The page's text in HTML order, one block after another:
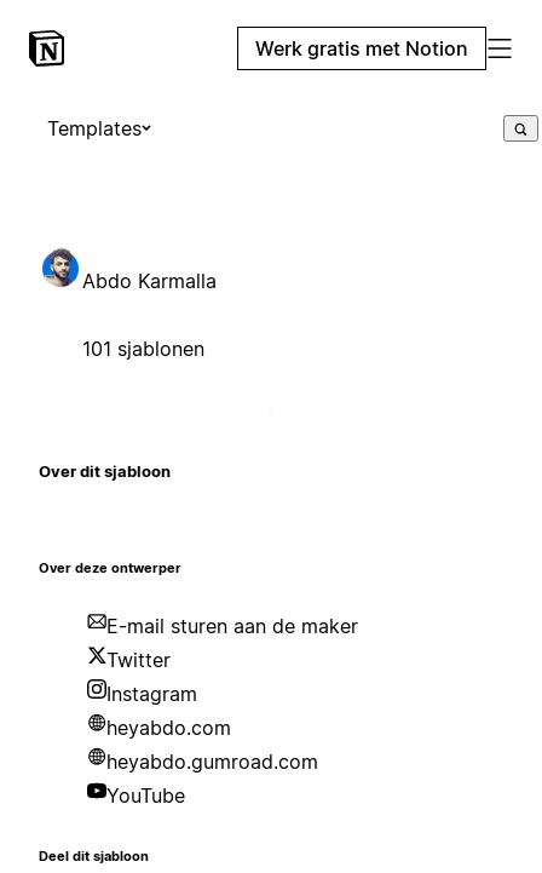
Werk gratis met Notion
Templates
Abdo Karmalla
101 sjablonen
Over dit sjabloon
Over deze ontwerper
E-mail sturen aan de maker
Twitter
Instagram
heyabdo.com
heyabdo.gumroad.com
YouTube
Deel dit sjabloon